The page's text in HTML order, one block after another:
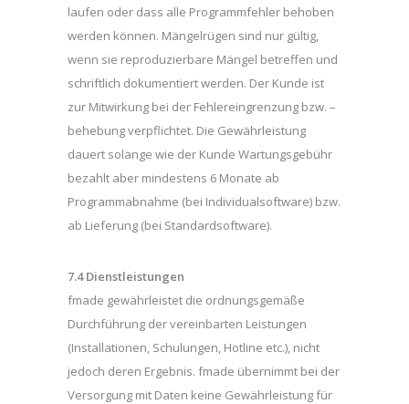
laufen oder dass alle Programmfehler behoben
werden können. Mängelrügen sind nur gültig,
wenn sie reproduzierbare Mängel betreffen und
schriftlich dokumentiert werden. Der Kunde ist
zur Mitwirkung bei der Fehlereingrenzung bzw. –
behebung verpflichtet. Die Gewährleistung
dauert solange wie der Kunde Wartungsgebühr
bezahlt aber mindestens 6 Monate ab
Programmabnahme (bei Individualsoftware) bzw.
ab Lieferung (bei Standardsoftware).
7.4 Dienstleistungen
fmade gewährleistet die ordnungsgemäße
Durchführung der vereinbarten Leistungen
(Installationen, Schulungen, Hotline etc.), nicht
jedoch deren Ergebnis. fmade übernimmt bei der
Versorgung mit Daten keine Gewährleistung für